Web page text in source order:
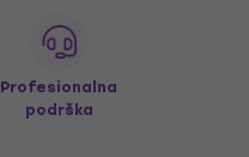
Profesionalna
podrška